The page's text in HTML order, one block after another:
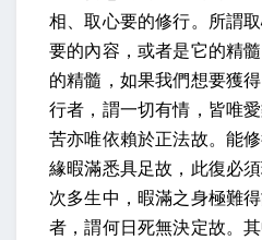
相、取心要的修行。所謂
要的內容，或者是它的精
的精髓，如果我們想要獲
行者，謂一切有情，皆唯
苦亦唯依賴於正法故。能
緣暇滿悉具足故，此復必
次多生中，暇滿之身極難
者，謂何日死無決定故。